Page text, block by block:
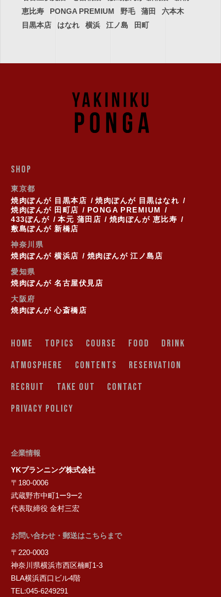
恵比寿
PONGA PREMIUM 野毛 蒲田
六本木
目黒本店
はなれ 横浜 江ノ島 田町
SHOP
東京都
焼肉ぽんが 目黒本店
焼肉ぽんが 目黒はなれ
焼肉ぽんが 田町店
PONGA PREMIUM
433ぽんが
本元 蒲田店
焼肉ぽんが 恵比寿
敷島ぽんが 新橋店
神奈川県
焼肉ぽんが 横浜店
焼肉ぽんが 江ノ島店
愛知県
焼肉ぽんが 名古屋伏見店
大阪府
焼肉ぽんが 心斎橋店
HOME TOPICS COURSE FOOD
DRINK
ATMOSPHERE
CONTENTS
RESERVATION
RECRUIT
TAKE OUT
CONTACT
PRIVACY POLICY
企業情報
YKプランニング株式会社
〒180-0006
武蔵野市中町1ー9ー2
代表取締役 金村三宏
お問い合わせ・郵送はこちらまで
〒220-0003
神奈川県横浜市西区楠町1-3
BLA横浜西口ビル4階
TEL:045-6249291